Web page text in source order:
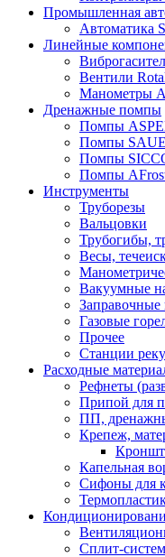
Промышленная
Автоматика
Линейные
Вентили
Манометры
Дренажные помпы
Помпы
Помпы
Помпы
Помпы
Инструменты
Труборезы
Вальцовки
Трубогибы,
Весы,
Вакуумные
Заправочные
Газовые
Прочее
Станции
Расходные
Рефнеты
Припой для
ПП,
Крепеж,
Капельная
Сифоны для
Сплит-